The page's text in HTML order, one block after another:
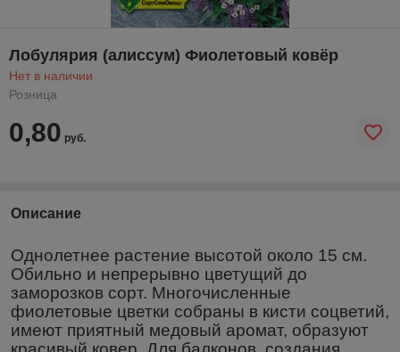
Лобулярия (алиссум) Фиолетовый ковёр
Нет в наличии
Розница
0,80 руб.
Описание
Однолетнее растение высотой около 15 см.
Обильно и непрерывно цветущий до
заморозков сорт. Многочисленные
фиолетовые цветки собраны в кисти соцветий,
имеют приятный медовый аромат, образуют